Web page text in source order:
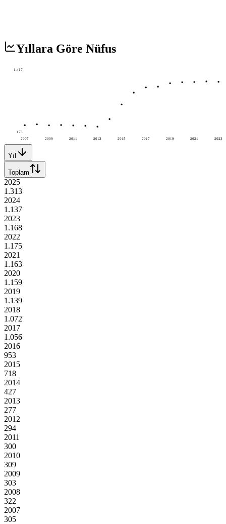
Yıllara Göre Nüfus
2007 2009 2011 2013 2015 2017 2019 2021 2023
1.417
173
Yıl
Toplam
2025
1.313
2024
1.137
2023
1.168
2022
1.175
2021
1.163
2020
1.159
2019
1.139
2018
1.072
2017
1.056
2016
953
2015
718
2014
427
2013
277
2012
294
2011
300
2010
309
2009
303
2008
322
2007
305